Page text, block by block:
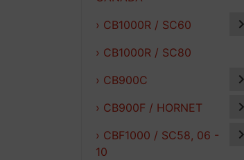
› CB1000R / SC60
› CB1000R / SC80
› CB900C
› CB900F / HORNET
› CBF1000 / SC58, 06 -
10